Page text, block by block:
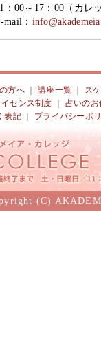
：00～17：00（カレ
mail：
方へ 講座一覧
ス
センス制度
占いのお
表記 プライバシーポ
(C)